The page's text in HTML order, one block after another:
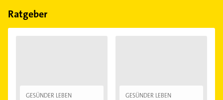
Wärmeanwendungen und Cranio-sacrale-Therapie.
Ratgeber
GESÜNDER LEBEN GESÜNDER LEBEN